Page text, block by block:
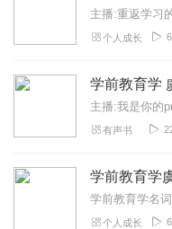
主播:重返学习
个人成长
学前教育学
主播:我是你的
有声书
学前教育学
学前教育学名
个人成长